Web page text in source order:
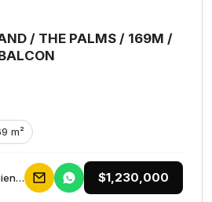
/ THE PALMS / 169M /
m²
Galceb Group Bienes Raices $1,230,000